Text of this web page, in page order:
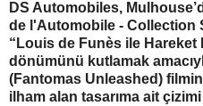
DS Automobiles,
de l'Automobile - Collection
“Louis de Funès ile Hareket
dönümünü kutlamak
(Fantomas Unleashed)
ilham alan tasarıma ait çizimi